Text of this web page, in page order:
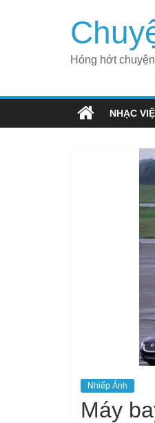
Hóng hớt
NHẠC
Nhiếp Ảnh
Máy